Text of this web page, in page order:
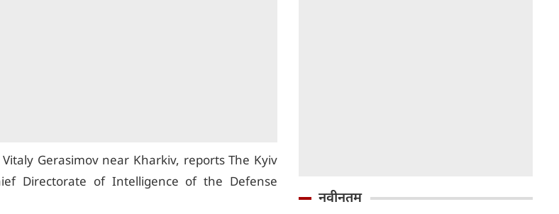
Gerasimov near Kharkiv, reports The Kyiv
Directorate of Intelligence of the Defense
नवीनतम